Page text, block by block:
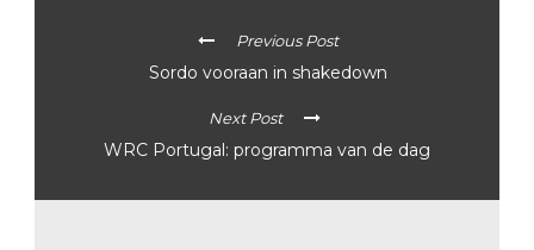
Previous Post
Sordo vooraan in shakedown
Next Post
WRC Portugal: programma van de dag